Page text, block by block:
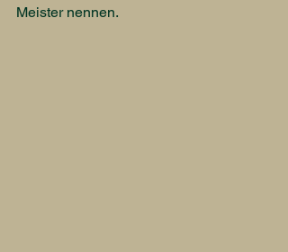
Meister nennen.